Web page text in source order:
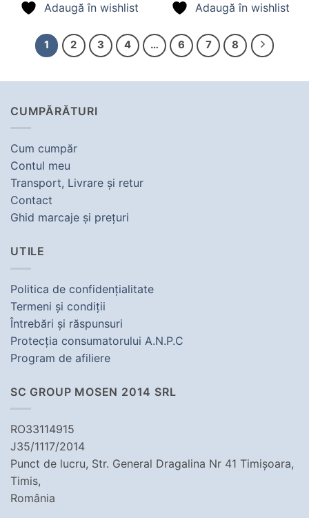
Adaugă în wishlist Adaugă în wishlist
1 2 3 4 … 6 7 8
CUMPĂRĂTURI
Cum cumpăr
Contul meu
Transport, Livrare şi retur
Contact
Ghid marcaje şi preţuri
UTILE
Politica de confidenţialitate
Termeni şi condiţii
Întrebări şi răspunsuri
Protecţia consumatorului A.N.P.C
Program de afiliere
SC GROUP MOSEN 2014 SRL
RO33114915
J35/1117/2014
Punct de lucru, Str. General Dragalina Nr 41 Timișoara,
Timis,
România